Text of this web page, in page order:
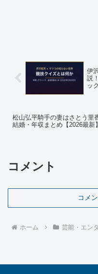
伊
説
ッ
松山弘平騎手の妻はさとう里
結婚・年収まとめ【2026最新】
コメント
コメ
ホーム 芸能・エン